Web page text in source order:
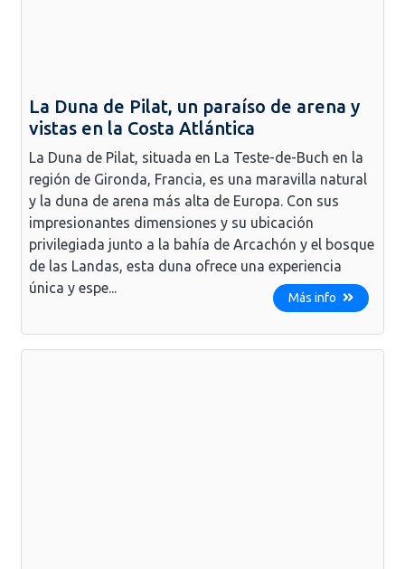
La Duna de Pilat, un paraíso de arena y
vistas en la Costa Atlántica
La Duna de Pilat, situada en La Teste-de-Buch en la
región de Gironda, Francia, es una maravilla natural
y la duna de arena más alta de Europa. Con sus
impresionantes dimensiones y su ubicación
privilegiada junto a la bahía de Arcachón y el bosque
de las Landas, esta duna ofrece una experiencia
única y espe...
Más info